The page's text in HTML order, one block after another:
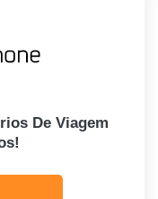
De Viagem